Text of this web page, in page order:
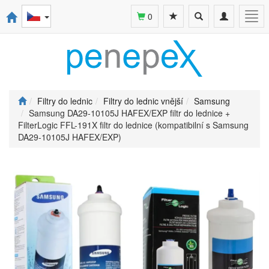
Toggle
navigation
Toggle
search
0
Filtry do lednic Filtry do lednic vnější
Samsung
Samsung DA29-10105J HAFEX/EXP filtr do lednice +
FilterLogic FFL-191X filtr do lednice (kompatibilní s Samsung
DA29-10105J HAFEX/EXP)